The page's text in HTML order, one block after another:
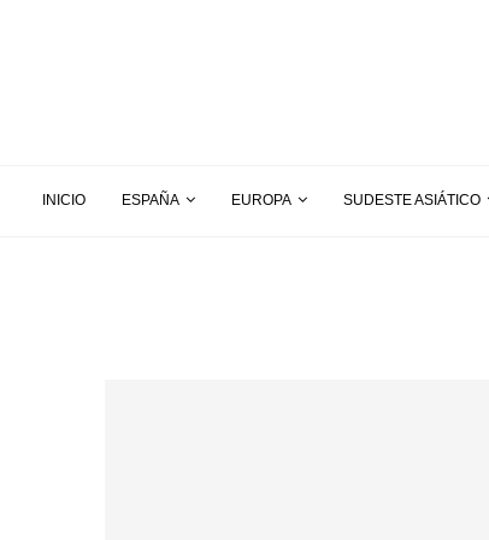
INICIO ESPAÑA EUROPA SUDESTE ASIÁTICO